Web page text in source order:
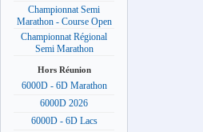
Championnat Semi
Marathon - Course Open
Championnat Régional
Semi Marathon
Hors Réunion
6000D - 6D Marathon
6000D 2026
6000D - 6D Lacs